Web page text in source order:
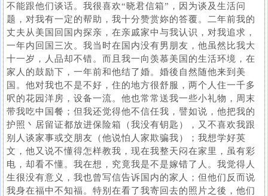
不能跟他们谈话。我很喜欢“晓君信箱”，因为谈及生活问
题，对我有一定的帮助，我十分赞赏妳的答覆。二年前我的
丈夫从美国回国内探亲，在亲戚家中与我认识，对我追求，
一年内回国三次。我当时在国内没有男朋友，他虽然比我大
十一岁，人品却不错。而且我一向羡慕美国的生活环境，在
家人的鼓励下，一年前和他结了婚。婚後自然随他来到美
国。他对我也不是不好，住的地方很舒服，两个人住一千多
呎的花园洋房，设备一流。他也常常送我一些小礼物，周末
带我吃中国餐；但我还觉得他不信任我，譬如说，他把我的
护照丶居留证都放进保险箱（我没有钥匙），又不喜欢我跟
别人谈家事或交朋友（他说怕人家欺骗我）；我想学好英
文，他又说不懂得怎样教我，现在我整天闷在家里，虽有彩
电，却看不懂。我在想，究竟我是不是嫁错了人。我觉得人
生很没有意义，我也曾写信告诉国内的家人；但他们反而说
我身在福中不知福。特别在看了我寄回去的照片之後，他们